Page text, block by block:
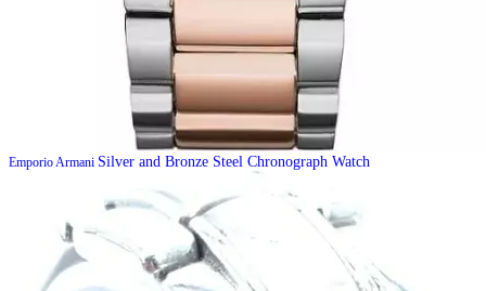
Emporio Armani Silver and Bronze Steel Chronograph Watch